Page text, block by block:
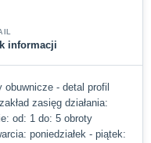
informacji
- detal profil
zasięg działania:
od: 1 do: 5 obroty
poniedziałek - piątek: